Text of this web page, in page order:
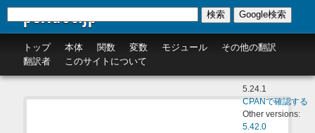
perldoc.jp
トップ 本体 関数 変数 モジュール
その他の翻訳
翻訳者
このサイトについて
検索 Google検索
5.24.1
CPANで確認する
Other versions:
5.42.0